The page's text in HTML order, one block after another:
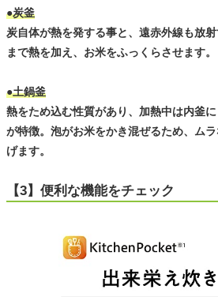
●炭釜
炭自体が熱を発する事と、遠赤外線も放
まで熱を加え、お米をふっくらさせます。
●土鍋釜
熱をため込む性質があり、加熱中は内釜
が特徴。泡がお米をかき混ぜるため、ム
げます。
【3】便利な機能をチェック